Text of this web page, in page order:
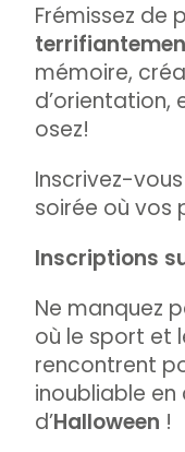
Frémissez de
mémoire,
d’orientation,
osez!
Inscrivez-
soirée où vos
Inscriptions
Ne manquez
où le sport et
rencontrent
inoubliable
d’Halloween !